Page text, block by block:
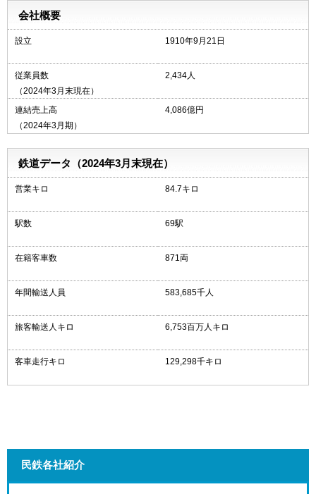
新型通勤車両「２０００系」の運行開始を記念し、 お披露目会や試乗
会を開催します！ ～２０００系関連商品・記念乗車券の発売も～
「京王線・井の頭線沿線風景フォトコンテスト」 小学生の部グランプ
リ受賞の小学１年生が 一日駅長を体験しました！
会社概要
設立 1910年9月21日
従業員数
（2024年3月末現在）
2,434人
連結売上高
（2024年3月期）
4,086億円
鉄道データ （2024年3月末現在）
営業キロ 84.7キロ
駅数 69駅
在籍客車数 871両
年間輸送人員 583,685千人
旅客輸送人キロ 6,753百万人キロ
客車走行キロ 129,298千キロ
民鉄各社紹介